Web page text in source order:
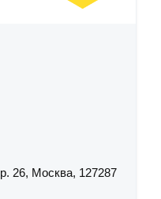
26, Москва, 127287